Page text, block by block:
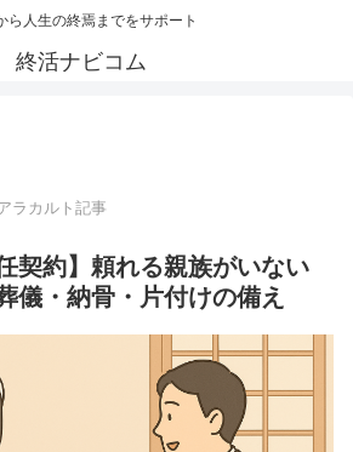
ら人生の終焉までをサポート
終活ナビコム
ラカルト記事
契約】頼れる親族がいない
儀・納骨・片付けの備え